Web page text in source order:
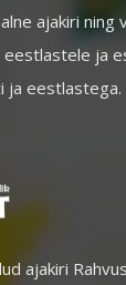
ajakiri ning
ja
ja eestlastega.
ajakiri